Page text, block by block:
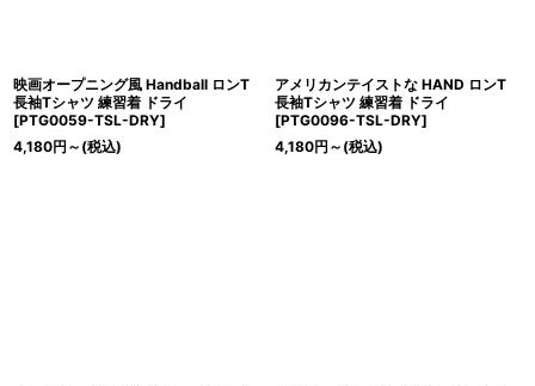
映画オープニング風 Handball ロンT
長袖Tシャツ 練習着 ドライ
[PTG0059-TSL-DRY]
4,180円 ～ (税込)
アメリカンテイストな HAND ロンT
長袖Tシャツ 練習着 ドライ
[PTG0096-TSL-DRY]
4,180円 ～ (税込)